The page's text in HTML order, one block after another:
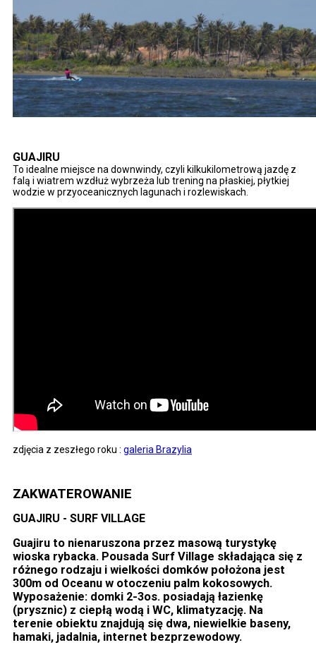
GUAJIRU
To idealne miejsce na downwindy, czyli kilkukilometrową jazdę z
falą i wiatrem wzdłuż wybrzeża lub trening na płaskiej, płytkiej
wodzie w przyoceanicznych lagunach i rozlewiskach.
zdjęcia z zeszłego roku : galeria Brazylia
ZAKWATEROWANIE
GUAJIRU - SURF VILLAGE
Guajiru to nienaruszona przez masową turystykę
wioska rybacka. Pousada Surf Village składająca się z
różnego rodzaju i wielkości domków położona jest
300m od Oceanu w otoczeniu palm kokosowych.
Wyposażenie: domki 2-3os. posiadają łazienkę
(prysznic) z ciepłą wodą i WC, klimatyzację. Na
terenie obiektu znajdują się dwa, niewielkie baseny,
hamaki, jadalnia, internet bezprzewodowy.